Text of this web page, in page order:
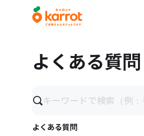
メインコンテンツにスキップ
よくある質問
よくある質問